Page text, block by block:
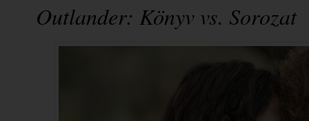
Outlander: Könyv vs. Sorozat